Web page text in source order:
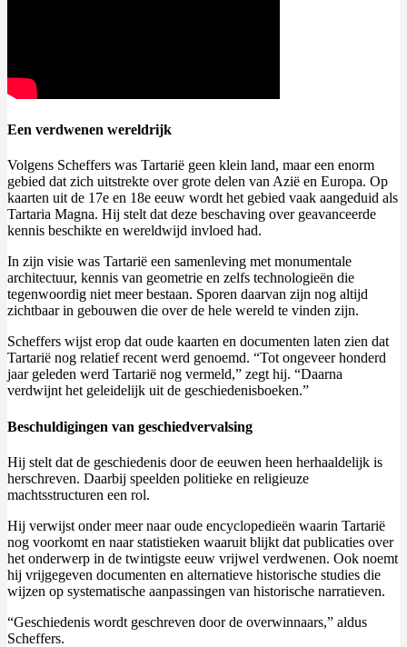
Een verdwenen wereldrijk
Volgens Scheffers was Tartarië geen klein land, maar een enorm
gebied dat zich uitstrekte over grote delen van Azië en Europa. Op
kaarten uit de 17e en 18e eeuw wordt het gebied vaak aangeduid als
Tartaria Magna. Hij stelt dat deze beschaving over geavanceerde
kennis beschikte en wereldwijd invloed had.
In zijn visie was Tartarië een samenleving met monumentale
architectuur, kennis van geometrie en zelfs technologieën die
tegenwoordig niet meer bestaan. Sporen daarvan zijn nog altijd
zichtbaar in gebouwen die over de hele wereld te vinden zijn.
Scheffers wijst erop dat oude kaarten en documenten laten zien dat
Tartarië nog relatief recent werd genoemd. “Tot ongeveer honderd
jaar geleden werd Tartarië nog vermeld,” zegt hij. “Daarna
verdwijnt het geleidelijk uit de geschiedenisboeken.”
Beschuldigingen van geschiedvervalsing
Hij stelt dat de geschiedenis door de eeuwen heen herhaaldelijk is
herschreven. Daarbij speelden politieke en religieuze
machtsstructuren een rol.
Hij verwijst onder meer naar oude encyclopedieën waarin Tartarië
nog voorkomt en naar statistieken waaruit blijkt dat publicaties over
het onderwerp in de twintigste eeuw vrijwel verdwenen. Ook noemt
hij vrijgegeven documenten en alternatieve historische studies die
wijzen op systematische aanpassingen van historische narratieven.
“Geschiedenis wordt geschreven door de overwinnaars,” aldus
Scheffers.